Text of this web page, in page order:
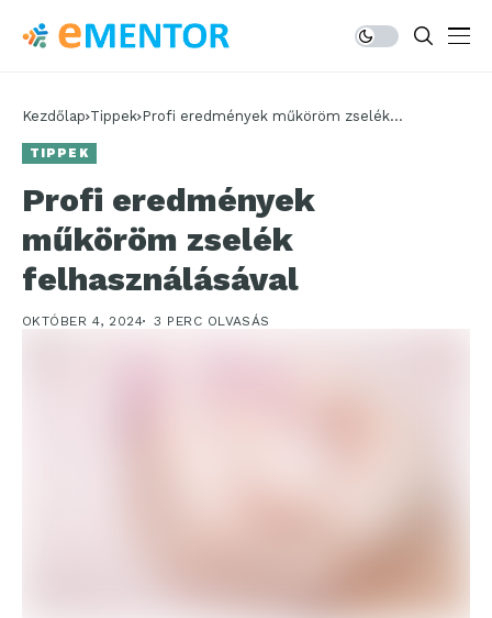
Kezdőlap Tippek Profi eredmények műköröm zselék
TIPPEK
Profi eredmények
műköröm zselék
felhasználásával
OKTÓBER 4, 2024 3 PERC OLVASÁS